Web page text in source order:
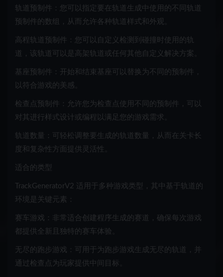
轨道预制件：您可以指定要在轨道生成中使用的不同轨道
预制件的数组，从而允许各种轨道样式和外观。
高程轨道预制件：您可以自定义检测到碰撞时使用的轨
道，该轨道可以是高架轨道或任何其他自定义解决方案。
基座预制件：开始和结束基座可以替换为不同的预制件，
以符合游戏的美感。
检查点预制件：允许您为检查点使用不同的预制件，可以
对其进行样式设计或编程以满足您的游戏需求。
轨道数量：可轻松调整要生成的轨道数量，从而在关卡长
度和复杂性方面提供灵活性。
适合的类型
TrackGeneratorV2 适用于多种游戏类型，其中基于轨道的
环境是关键元素：
赛车游戏：非常适合创建程序生成的赛道，确保每次游戏
都提供全新且独特的赛车体验。
无尽的跑步游戏：可用于为跑步游戏生成无尽的轨道，并
通过检查点为玩家提供中间目标。